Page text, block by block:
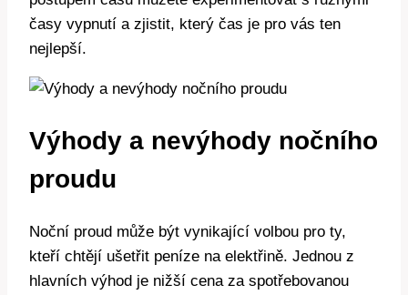
časy vypnutí a zjistit, který čas je pro vás ten
nejlepší.
Výhody a nevýhody nočního
proudu
Noční proud může být vynikající volbou pro ty,
kteří chtějí ušetřit peníze na elektřině. Jednou z
hlavních výhod je nižší cena za spotřebovanou